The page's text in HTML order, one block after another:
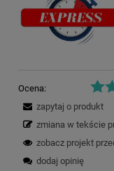
Ocena:
zapytaj o produkt
zmiana w tekście
zobacz projekt
dodaj opinię